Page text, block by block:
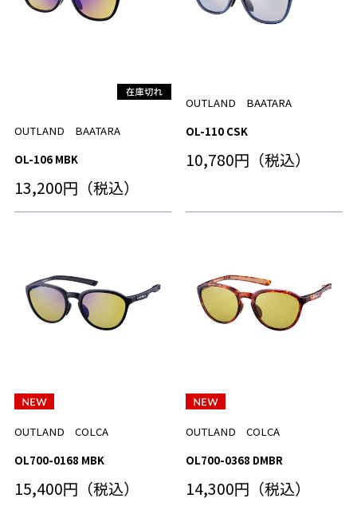
OUTLAND BAATARA
OL-106 MBK
13,200円（税込）
OUTLAND BAATARA
OL-110 CSK
10,780円（税込）
OUTLAND COLCA
OL700-0168 MBK
15,400円（税込）
OUTLAND COLCA
OL700-0368 DMBR
14,300円（税込）